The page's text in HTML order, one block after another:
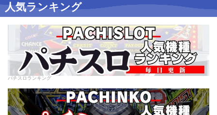
人気ランキング
パチスロランキング